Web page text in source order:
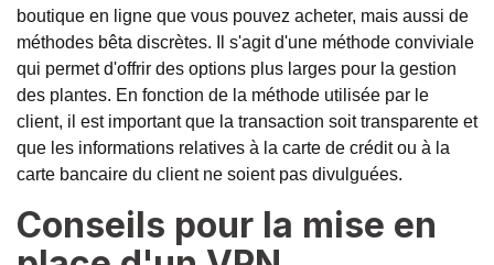
boutique en ligne que vous pouvez acheter, mais aussi de
méthodes bêta discrètes. Il s'agit d'une méthode conviviale
qui permet d'offrir des options plus larges pour la gestion
des plantes. En fonction de la méthode utilisée par le
client, il est important que la transaction soit transparente et
que les informations relatives à la carte de crédit ou à la
carte bancaire du client ne soient pas divulguées.
Conseils pour la mise en